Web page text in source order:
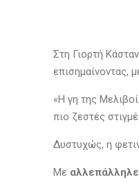
Στη Γιορτή
επισημαίνοντας,
«Η γη της
πιο ζεστές
Δυστυχώς, η
Με